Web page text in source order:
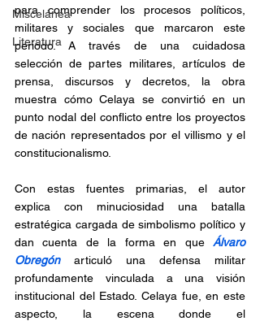
Miscelánea
Literatura
para comprender los procesos políticos,
militares y sociales que marcaron este
periodo. A través de una cuidadosa
selección de partes militares, artículos de
prensa, discursos y decretos, la obra
muestra cómo Celaya se convirtió en un
punto nodal del conflicto entre los proyectos
de nación representados por el villismo y el
constitucionalismo.
Con estas fuentes primarias, el autor
explica con minuciosidad una batalla
estratégica cargada de simbolismo político y
dan cuenta de la forma en que Álvaro
Obregón articuló una defensa militar
profundamente vinculada a una visión
institucional del Estado. Celaya fue, en este
aspecto, la escena donde el